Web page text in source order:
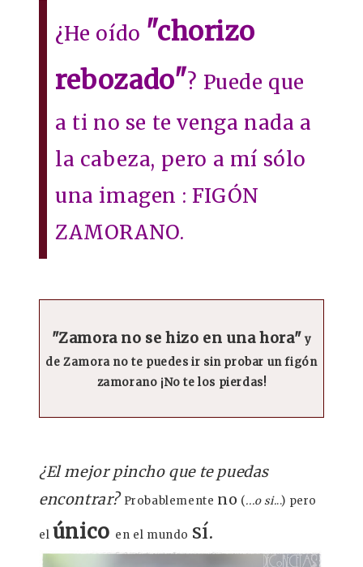
¿He oído "chorizo
rebozado"? Puede que
a ti no se te venga nada a
la cabeza, pero a mí sólo
una imagen : FIGÓN
ZAMORANO.
"Zamora no se hizo en una hora" y
de Zamora no te puedes ir sin probar un figón
zamorano ¡No te los pierdas!
¿El mejor pincho que te puedas
encontrar? Probablemente no (...o si...) pero
el único en el mundo sí.